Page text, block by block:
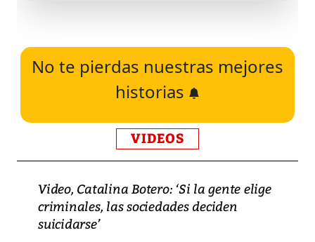
No te pierdas nuestras mejores
historias
VIDEOS
Video, Catalina Botero: ‘Si la gente elige
criminales, las sociedades deciden
suicidarse’